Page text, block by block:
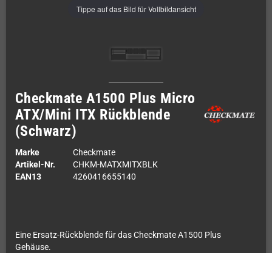
Tippe auf das Bild für Vollbildansicht
Checkmate A1500 Plus Micro
ATX/Mini ITX Rückblende
(Schwarz)
Marke
Checkmate
Artikel-Nr.
CHKM-MATXMITXBLK
EAN13
4260416655140
Eine Ersatz-Rückblende für das Checkmate A1500 Plus
Gehäuse.